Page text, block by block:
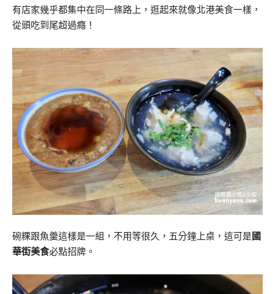
有店家幾乎都集中在同一條路上，逛起來就像北港美食一樣，
從頭吃到尾超過癮！
碗粿跟魚羹這樣是一組，不用等很久，五分鐘上桌，這可是國
華街美食必點招牌。